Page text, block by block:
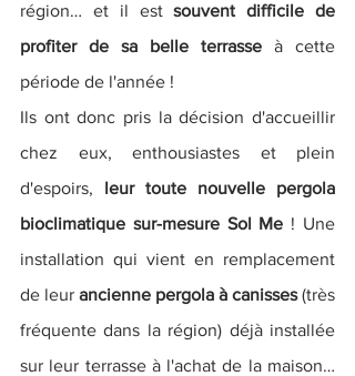
région… et il est souvent difficile de
profiter de sa belle terrasse à cette
période de l'année !
Ils ont donc pris la décision d'accueillir
chez eux, enthousiastes et plein
d'espoirs, leur toute nouvelle pergola
bioclimatique sur-mesure Sol Me ! Une
installation qui vient en remplacement
de leur ancienne pergola à canisses (très
fréquente dans la région) déjà installée
sur leur terrasse à l'achat de la maison…